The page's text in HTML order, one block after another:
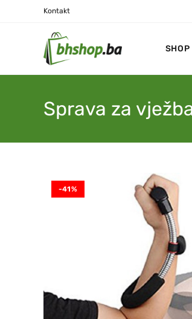
Kontakt
SHOP
Sprava za
-41%